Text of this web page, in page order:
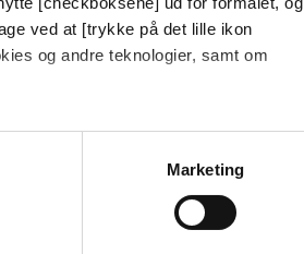
ved at [trykke på det lille ikon
og andre teknologier, samt om
Marketing